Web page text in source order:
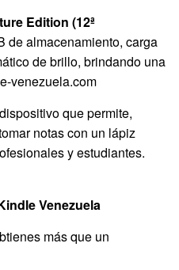
Edition (12ª
de almacenamiento, carga
de brillo, brindando una
venezuela.com
que permite,
notas con un lápiz
y estudiantes.
Venezuela
más que un